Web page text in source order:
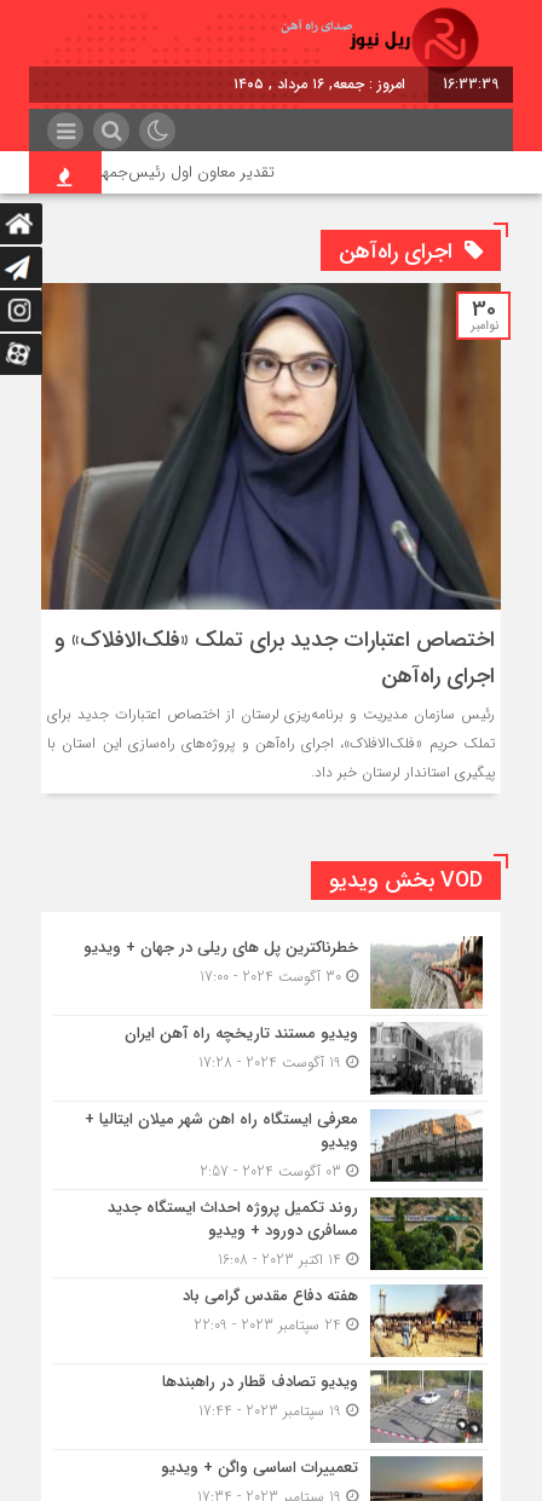
16:33:39 امروز : جمعه, ۱۶ مرداد , ۱۴۰۵
تقدیر معاون اول رئیس‌جمهور از مدیرعامل
اجرای راه‌آهن
30
نوامبر
اختصاص اعتبارات جدید برای تملک «فلک‌الافلاک» و
اجرای راه‌آهن
رئیس سازمان مدیریت و برنامه‌ریزی لرستان از اختصاص اعتبارات جدید برای
تملک حریم «فلک‌الافلاک»، اجرای راه‌آهن و پروژه‌های راه‌سازی این استان با
پیگیری استاندار لرستان خبر داد.
VOD بخش ویدیو
خطرناکترین پل های ریلی در جهان + ویدیو
30 آگوست 2024 - 17:00
ویدیو مستند تاریخچه راه آهن ایران
معرفی ایستگاه راه اهن شهر میلان ایتالیا +
ویدیو
روند تکمیل پروژه احداث ایستگاه جدید
مسافری دورود + ویدیو
هفته دفاع مقدس گرامی باد
ویدیو تصادف قطار در راهبندها
تعمییرات اساسی واگن + ویدیو